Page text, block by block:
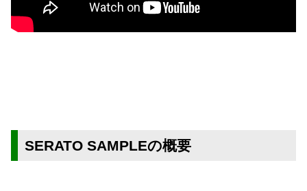
SERATO SAMPLEの概要